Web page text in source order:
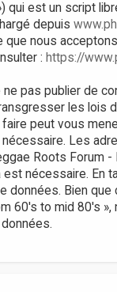
qui est un script
depuis
nous
: https://
pas publier de
les lois
peut vous
Les
Roots Forum
est nécessaire. En
données. Bien
60's to mid 80's